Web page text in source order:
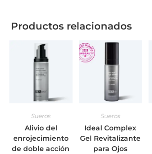
Productos relacionados
Sueros
Alivio del
enrojecimiento
de doble acción
Sueros
Ideal Complex
Gel Revitalizante
para Ojos